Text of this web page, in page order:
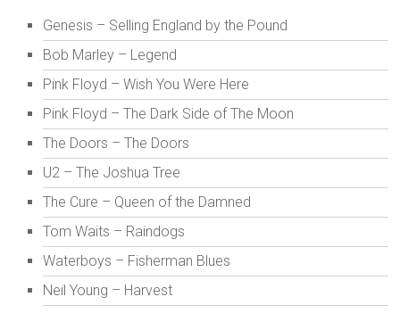
Genesis – Selling England by the Pound
Bob Marley – Legend
Pink Floyd – Wish You Were Here
Pink Floyd – The Dark Side of The Moon
The Doors – The Doors
U2 – The Joshua Tree
The Cure – Queen of the Damned
Tom Waits – Raindogs
Waterboys – Fisherman Blues
Neil Young – Harvest